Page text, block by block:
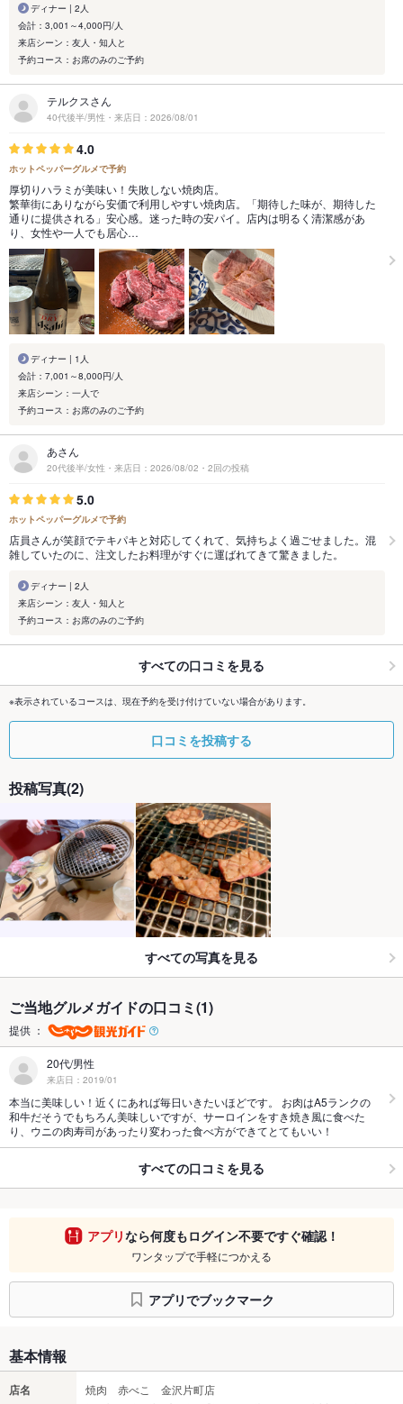
ディナー | 2人
会計：3,001～4,000円/人
来店シーン：友人・知人と
予約コース：お席のみのご予約
テルクスさん
40代後半/男性・来店日：2026/08/01
4.0
ホットペッパーグルメで予約
厚切りハラミが美味い！失敗しない焼肉店。
繁華街にありながら安価で利用しやすい焼肉店。「期待した味が、期待した
通りに提供される」安心感。迷った時の安パイ。店内は明るく清潔感があ
り、女性や一人でも居心…
ディナー | 1人
会計：7,001～8,000円/人
来店シーン：一人で
予約コース：お席のみのご予約
あさん
20代後半/女性・来店日：2026/08/02・2回の投稿
5.0
ホットペッパーグルメで予約
店員さんが笑顔でテキパキと対応してくれて、気持ちよく過ごせました。混
雑していたのに、注文したお料理がすぐに運ばれてきて驚きました。
ディナー | 2人
来店シーン：友人・知人と
予約コース：お席のみのご予約
すべての口コミを見る
※表示されているコースは、現在予約を受け付けていない場合があります。
口コミを投稿する
投稿写真(2)
すべての写真を見る
ご当地グルメガイドの口コミ(1)
提供 ：
20代/男性
来店日：2019/01
本当に美味しい！近くにあれば毎日いきたいほどです。 お肉はA5ランクの
和牛だそうでもちろん美味しいですが、サーロインをすき焼き風に食べた
り、ウニの肉寿司があったり変わった食べ方ができてとてもいい！
すべての口コミを見る
アプリなら何度もログイン不要ですぐ確認！
ワンタップで手軽につかえる
アプリでブックマーク
基本情報
店名 焼肉 赤べこ 金沢片町店